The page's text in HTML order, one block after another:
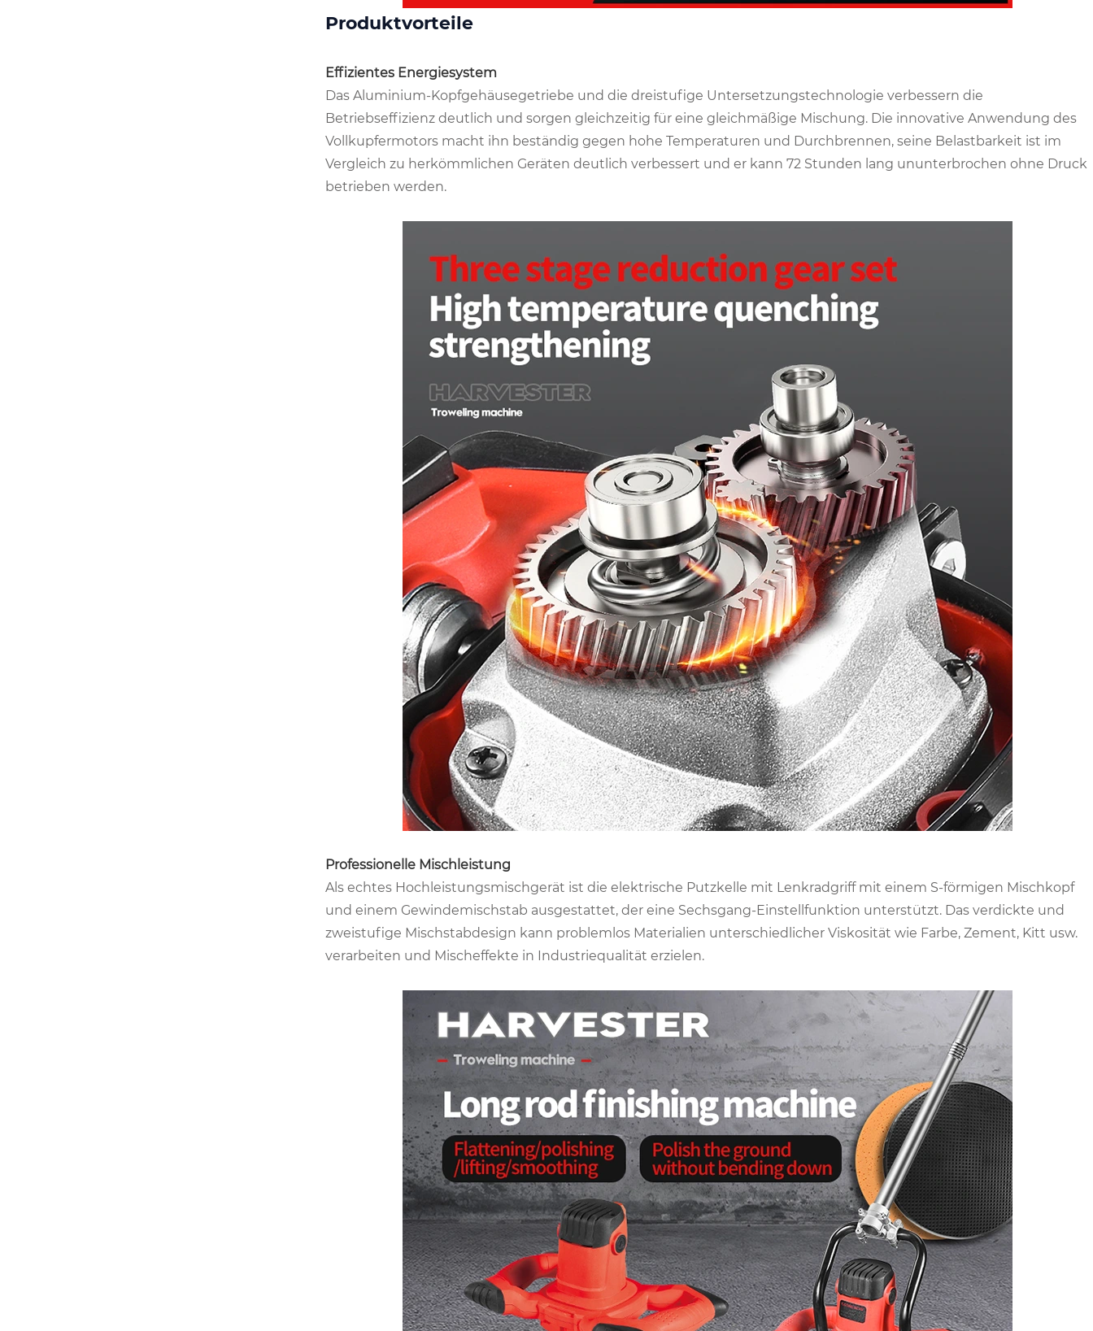
Produktvorteile
Effizientes Energiesystem
Das Aluminium-Kopfgehäusegetriebe und die dreistufige Untersetzungstechnologie verbessern die
Betriebseffizienz deutlich und sorgen gleichzeitig für eine gleichmäßige Mischung. Die innovative Anwendung des
Vollkupfermotors macht ihn beständig gegen hohe Temperaturen und Durchbrennen, seine Belastbarkeit ist im
Vergleich zu herkömmlichen Geräten deutlich verbessert und er kann 72 Stunden lang ununterbrochen ohne Druck
betrieben werden.
Professionelle Mischleistung
Als echtes Hochleistungsmischgerät ist die elektrische Putzkelle mit Lenkradgriff mit einem S-förmigen Mischkopf
und einem Gewindemischstab ausgestattet, der eine Sechsgang-Einstellfunktion unterstützt. Das verdickte und
zweistufige Mischstabdesign kann problemlos Materialien unterschiedlicher Viskosität wie Farbe, Zement, Kitt usw.
verarbeiten und Mischeffekte in Industriequalität erzielen.